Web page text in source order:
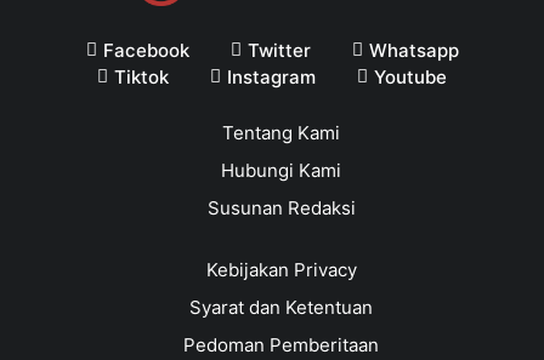
Facebook Twitter
Whatsapp
Tiktok
Instagram Youtube
Tentang Kami
Hubungi Kami
Susunan Redaksi
Kebijakan Privacy
Syarat dan Ketentuan
Pedoman Pemberitaan